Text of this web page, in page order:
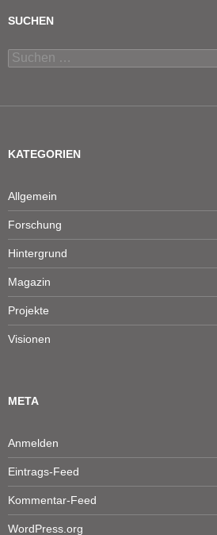
SUCHEN
Suchen
nach:
KATEGORIEN
Allgemein
Forschung
Hintergrund
Magazin
Projekte
Visionen
META
Anmelden
Eintrags-Feed
Kommentar-Feed
WordPress.org